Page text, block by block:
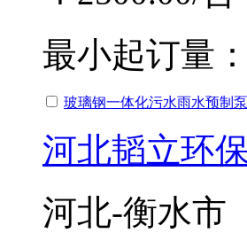
最小起订量：
玻璃钢一体化污水雨水预制
河北韬立环
河北-衡水市